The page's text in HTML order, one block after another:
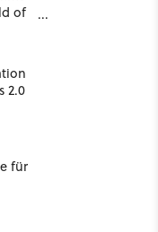
of
2.0
für